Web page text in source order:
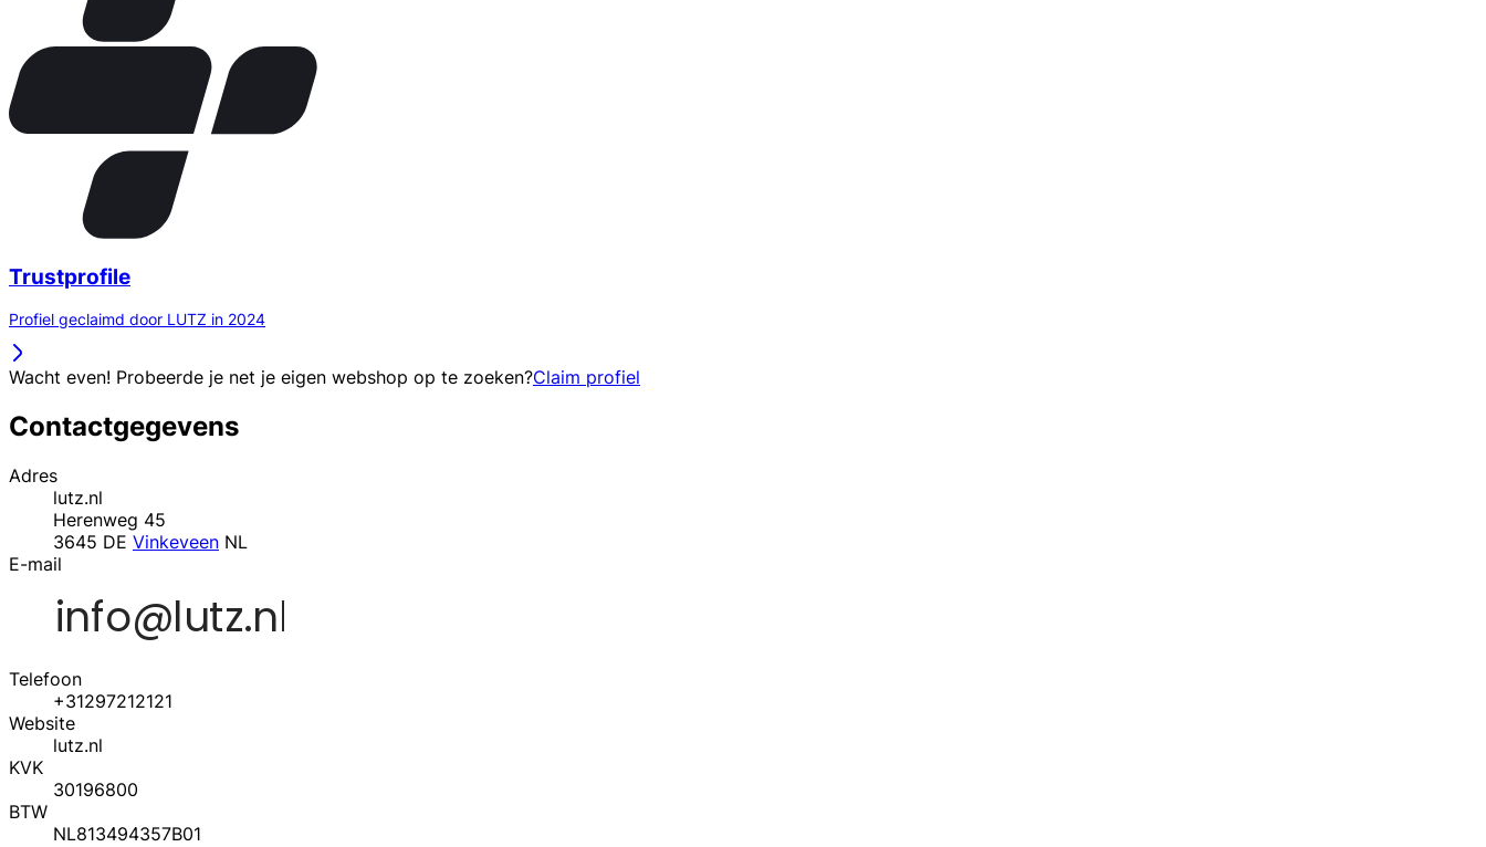
Trustprofile
Profiel geclaimd door LUTZ in 2024
Wacht even! Probeerde je net je eigen webshop op te zoeken?Claim profiel
Contactgegevens
Adres
lutz.nl
Herenweg 45
3645 DE Vinkeveen NL
E-mail
Telefoon
+31297212121
Website
lutz.nl
KVK
30196800
BTW
NL813494357B01